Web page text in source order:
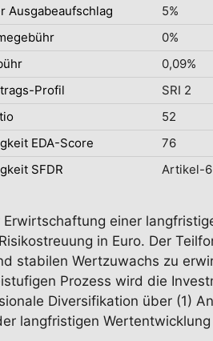
Ausgabeaufschlag
5%
0%
0,09%
Profil
SRI 2
52
EDA-Score
76
SFDR
Artikel-
einer
in Euro. Der
stabilen Wertzuwachs zu
Prozess wird die
Diversifikation über (1)
langfristigen